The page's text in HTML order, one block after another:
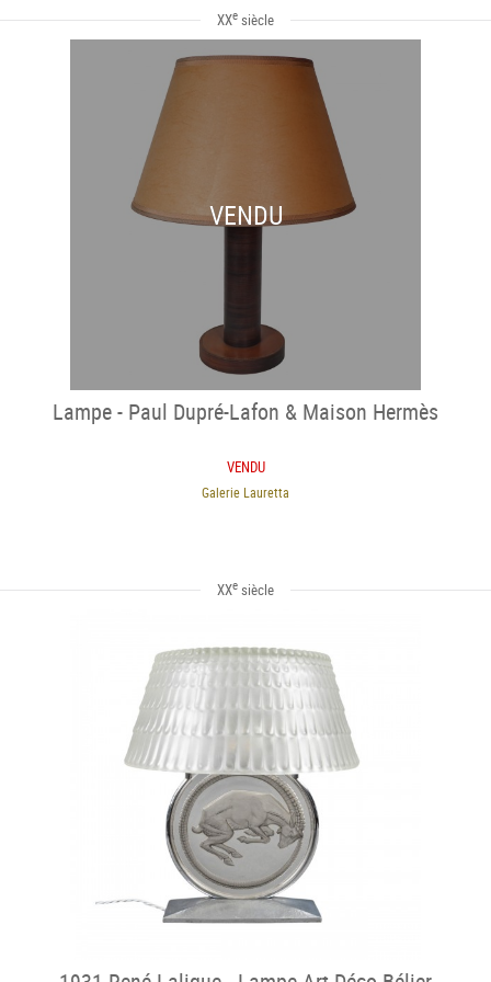
XXe siècle
VENDU
Lampe - Paul Dupré-Lafon & Maison Hermès
VENDU
Galerie Lauretta
XXe siècle